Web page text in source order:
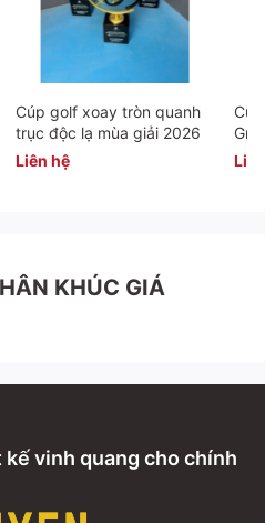
Cúp golf xoay tròn quanh
trục độc lạ mùa giải 2026
Liên hệ
KHÚC GIÁ
vinh quang cho chính